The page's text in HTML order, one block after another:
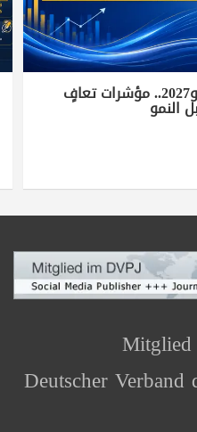
الاقتصاد السوري في 2026 و2027.. مؤشرات تعافٍ
النمو
Deutscher Verband